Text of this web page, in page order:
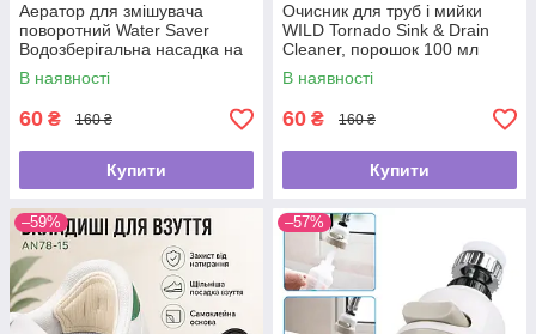
Аератор для змішувача
поворотний Water Saver
Водозберігальна насадка на
кран
В наявності
60 ₴ 160 ₴
Купити
Очисник для труб і мийки
WILD Tornado Sink & Drain
Cleaner, порошок 100 мл
В наявності
60 ₴ 160 ₴
Купити
–59% –57%